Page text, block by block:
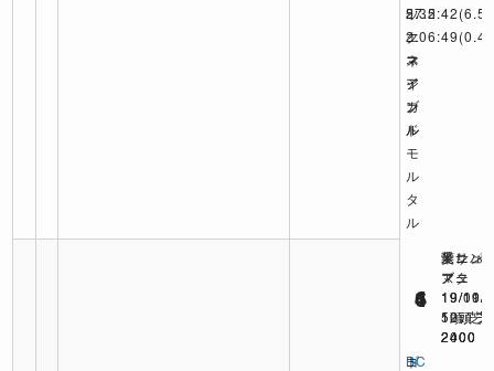
ッ
ク
ス
ア
ン
ド
モ
ル
タ
ル
57.5
2:06:49(0.4)
マ
ジ
カ
ル
2:32:42(6.5)
エ
ネ
イ
ブ
ル
6
米サン
アニ
19/11/
12頭 芝
2400
BC
1
愛レパ
ズタ
19/10/
10頭 芝
2000
ト
4
英ニュ
マー
19/09/
5頭 芝
2400
ゴ